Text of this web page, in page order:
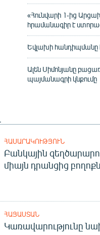
«Հունվարի 1-ից
հրամանագիր է
Եվլախի հանդիպմանը
Ալեն Սիմոնյանը
պայմանագրի կնքումը
ՀԱՍԱՐԱԿՈՒԹՅՈՒՆ
Բանկային
միայն դրանցից
ՀԱՅԱՍՏԱՆ
Կառավարությունը